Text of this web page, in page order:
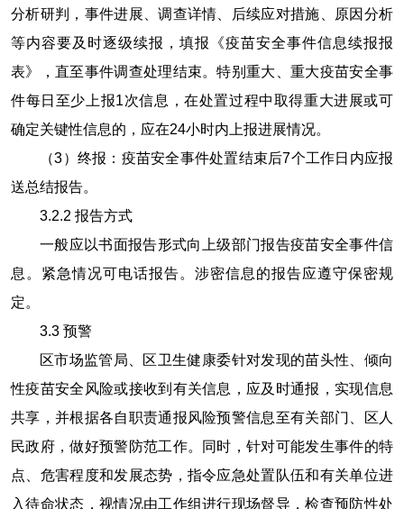
分析研判，事件进展、调查详情、后续应对措施、原因分析
等内容要及时逐级续报，填报《疫苗安全事件信息续报报
表》，直至事件调查处理结束。特别重大、重大疫苗安全事
件每日至少上报1次信息，在处置过程中取得重大进展或可
确定关键性信息的，应在24小时内上报进展情况。
（3）终报：疫苗安全事件处置结束后7个工作日内应报
送总结报告。
3.2.2 报告方式
一般应以书面报告形式向上级部门报告疫苗安全事件信
息。紧急情况可电话报告。涉密信息的报告应遵守保密规
定。
3.3 预警
区市场监管局、区卫生健康委针对发现的苗头性、倾向
性疫苗安全风险或接收到有关信息，应及时通报，实现信息
共享，并根据各自职责通报风险预警信息至有关部门、区人
民政府，做好预警防范工作。同时，针对可能发生事件的特
点、危害程度和发展态势，指令应急处置队伍和有关单位进
入待命状态，视情况由工作组进行现场督导，检查预防性处